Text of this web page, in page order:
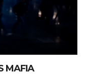
MAFIA